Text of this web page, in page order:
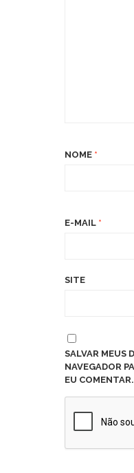
NOME *
E-MAIL *
SITE
SALVAR MEUS
NAVEGADOR
EU COMENTAR.